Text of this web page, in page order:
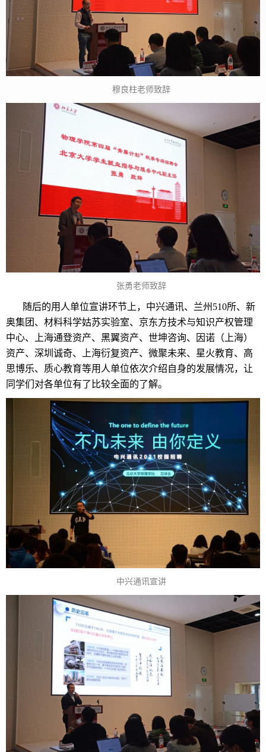
穆良柱老师致辞
张勇老师致辞
随后的用人单位宣讲环节上，中兴通讯、兰州510所、新
奥集团、材料科学姑苏实验室、京东方技术与知识产权管理
中心、上海通登资产、黑翼资产、世坤咨询、因诺（上海）
资产、深圳诚奇、上海衍复资产、微聚未来、星火教育、高
思博乐、质心教育等用人单位依次介绍自身的发展情况，让
同学们对各单位有了比较全面的了解。
中兴通讯宣讲